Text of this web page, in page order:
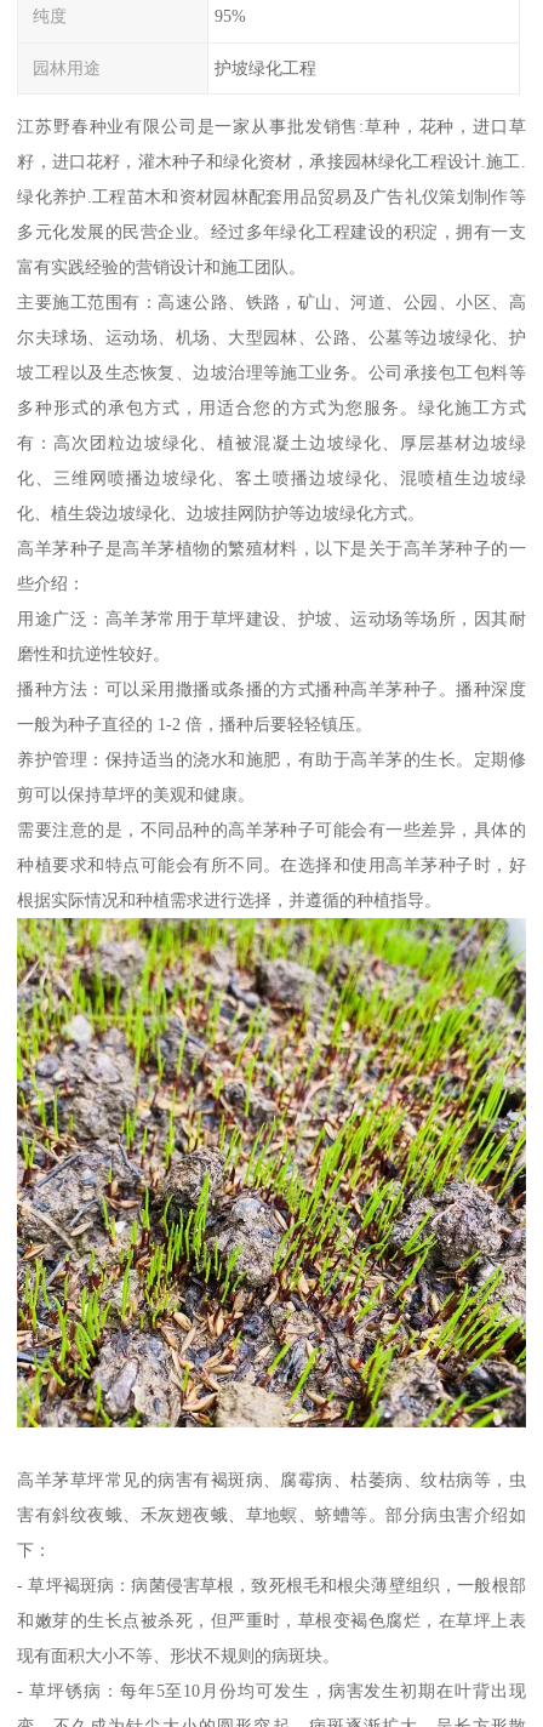
纯度 95%
园林用途 护坡绿化工程
江苏野春种业有限公司是一家从事批发销售:草种，花种，进口草
籽，进口花籽，灌木种子和绿化资材，承接园林绿化工程设计.施工.
绿化养护.工程苗木和资材园林配套用品贸易及广告礼仪策划制作等
多元化发展的民营企业。经过多年绿化工程建设的积淀，拥有一支
富有实践经验的营销设计和施工团队。
主要施工范围有：高速公路、铁路，矿山、河道、公园、小区、高
尔夫球场、运动场、机场、大型园林、公路、公墓等边坡绿化、护
坡工程以及生态恢复、边坡治理等施工业务。公司承接包工包料等
多种形式的承包方式，用适合您的方式为您服务。绿化施工方式
有：高次团粒边坡绿化、植被混凝土边坡绿化、厚层基材边坡绿
化、三维网喷播边坡绿化、客土喷播边坡绿化、混喷植生边坡绿
化、植生袋边坡绿化、边坡挂网防护等边坡绿化方式。
高羊茅种子是高羊茅植物的繁殖材料，以下是关于高羊茅种子的一
些介绍：
用途广泛：高羊茅常用于草坪建设、护坡、运动场等场所，因其耐
磨性和抗逆性较好。
播种方法：可以采用撒播或条播的方式播种高羊茅种子。播种深度
一般为种子直径的 1-2 倍，播种后要轻轻镇压。
养护管理：保持适当的浇水和施肥，有助于高羊茅的生长。定期修
剪可以保持草坪的美观和健康。
需要注意的是，不同品种的高羊茅种子可能会有一些差异，具体的
种植要求和特点可能会有所不同。在选择和使用高羊茅种子时，好
根据实际情况和种植需求进行选择，并遵循的种植指导。
高羊茅草坪常见的病害有褐斑病、腐霉病、枯萎病、纹枯病等，虫
害有斜纹夜蛾、禾灰翅夜蛾、草地螟、蛴螬等。部分病虫害介绍如
下：
- 草坪褐斑病：病菌侵害草根，致死根毛和根尖薄壁组织，一般根部
和嫩芽的生长点被杀死，但严重时，草根变褐色腐烂，在草坪上表
现有面积大小不等、形状不规则的病斑块。
- 草坪锈病：每年5至10月份均可发生，病害发生初期在叶背出现